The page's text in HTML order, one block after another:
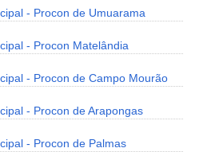
- Procon de Umuarama
- Procon Matelândia
- Procon de Campo Mourão
- Procon de Arapongas
- Procon de Palmas